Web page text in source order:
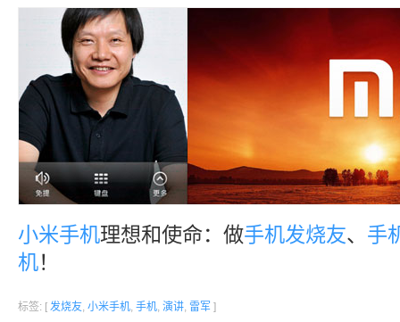
小米手机理想和使命：做手机发烧友、 手
机！
标签: [ 发烧友, 小米手机, 手机, 演讲, 雷军 ]